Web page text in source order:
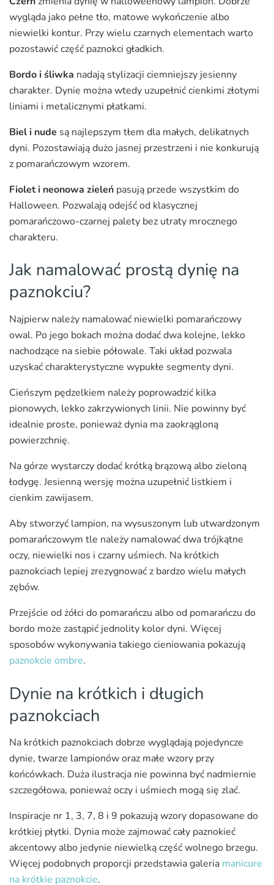
wygląda jako pełne tło, matowe wykończenie albo
niewielki kontur. Przy wielu czarnych elementach warto
pozostawić część paznokci gładkich.
Bordo i śliwka nadają stylizacji ciemniejszy jesienny
charakter. Dynie można wtedy uzupełnić cienkimi złotymi
liniami i metalicznymi płatkami.
Biel i nude są najlepszym tłem dla małych, delikatnych
dyni. Pozostawiają dużo jasnej przestrzeni i nie konkurują
z pomarańczowym wzorem.
Fiolet i neonowa zieleń pasują przede wszystkim do
Halloween. Pozwalają odejść od klasycznej
pomarańczowo-czarnej palety bez utraty mrocznego
charakteru.
Jak namalować prostą dynię na
paznokciu?
Najpierw należy namalować niewielki pomarańczowy
owal. Po jego bokach można dodać dwa kolejne, lekko
nachodzące na siebie półowale. Taki układ pozwala
uzyskać charakterystyczne wypukłe segmenty dyni.
Cieńszym pędzelkiem należy poprowadzić kilka
pionowych, lekko zakrzywionych linii. Nie powinny być
idealnie proste, ponieważ dynia ma zaokrągloną
powierzchnię.
Na górze wystarczy dodać krótką brązową albo zieloną
łodygę. Jesienną wersję można uzupełnić listkiem i
cienkim zawijasem.
Aby stworzyć lampion, na wysuszonym lub utwardzonym
pomarańczowym tle należy namalować dwa trójkątne
oczy, niewielki nos i czarny uśmiech. Na krótkich
paznokciach lepiej zrezygnować z bardzo wielu małych
zębów.
Przejście od żółci do pomarańczu albo od pomarańczu do
bordo może zastąpić jednolity kolor dyni. Więcej
sposobów wykonywania takiego cieniowania pokazują
paznokcie ombre.
Dynie na krótkich i długich
paznokciach
Na krótkich paznokciach dobrze wyglądają pojedyncze
dynie, twarze lampionów oraz małe wzory przy
końcówkach. Duża ilustracja nie powinna być nadmiernie
szczegółowa, ponieważ oczy i uśmiech mogą się zlać.
Inspiracje nr 1, 3, 7, 8 i 9 pokazują wzory dopasowane do
krótkiej płytki. Dynia może zajmować cały paznokieć
akcentowy albo jedynie niewielką część wolnego brzegu.
Więcej podobnych proporcji przedstawia galeria manicure
na krótkie paznokcie.